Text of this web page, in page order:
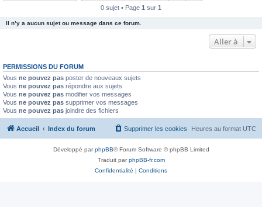
0 sujet • Page 1 sur 1
Il n’y a aucun sujet ou message dans ce forum.
Aller à
PERMISSIONS DU FORUM
Vous ne pouvez pas poster de nouveaux sujets
Vous ne pouvez pas répondre aux sujets
Vous ne pouvez pas modifier vos messages
Vous ne pouvez pas supprimer vos messages
Vous ne pouvez pas joindre des fichiers
Accueil Index du forum Heures au format UTC
Supprimer les cookies
Développé parphpBB® Forum Software © phpBB Limited
Traduit parphpBB-fr.com
Confidentialité | Conditions